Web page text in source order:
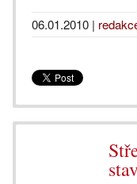
06.01.2010 |